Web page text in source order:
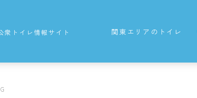
衆トイレ情報サイト 関東エリアのトイレ